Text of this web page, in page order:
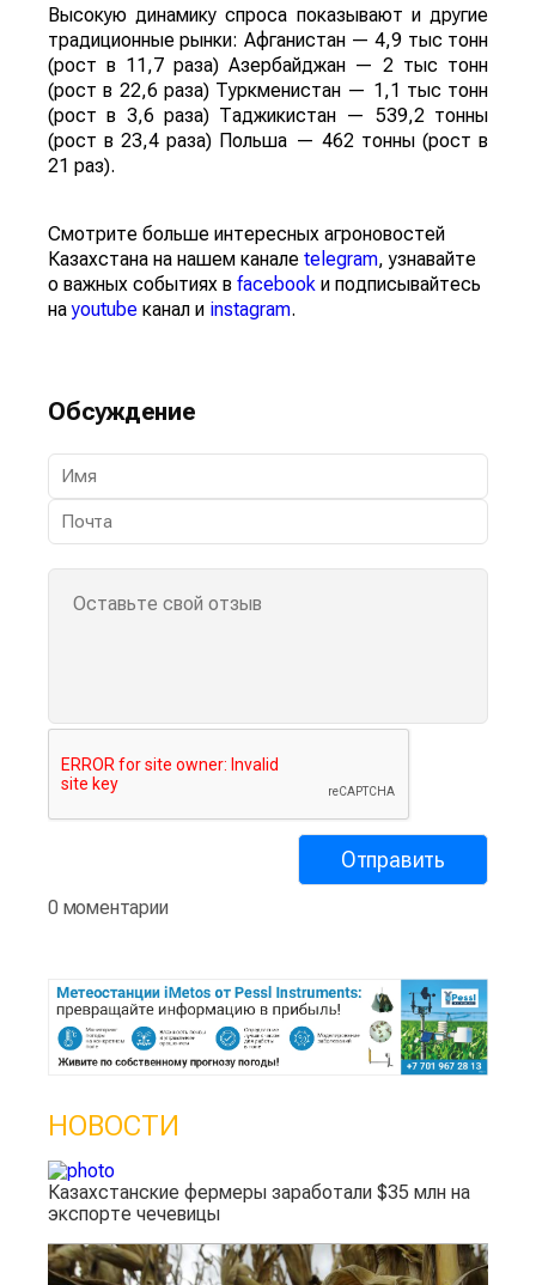
Высокую динамику спроса показывают и другие
традиционные рынки: Афганистан — 4,9 тыс тонн
(рост в 11,7 раза) Азербайджан — 2 тыс тонн
(рост в 22,6 раза) Туркменистан — 1,1 тыс тонн
(рост в 3,6 раза) Таджикистан — 539,2 тонны
(рост в 23,4 раза) Польша — 462 тонны (рост в
21 раз).
Смотрите больше интересных агроновостей
Казахстана на нашем канале telegram, узнавайте
о важных событиях в facebook и подписывайтесь
наyoutube канал и instagram.
Обсуждение
0 моментарии
НОВОСТИ
Казахстанские фермеры заработали $35 млн на
экспорте чечевицы